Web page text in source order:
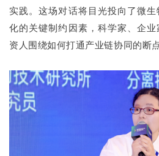
实践。这场对话将目光投向了微
化的关键制约因素，科学家、企
资人围绕如何打通产业链协同的断